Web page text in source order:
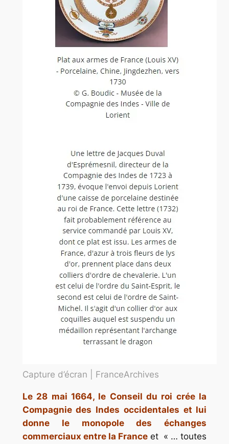
Capture d’écran | FranceArchives
Le 28 mai 1664, le Conseil du roi crée la
Compagnie des Indes occidentales et lui
donne le monopole des échanges
commerciaux entre la Franceet « … toutes